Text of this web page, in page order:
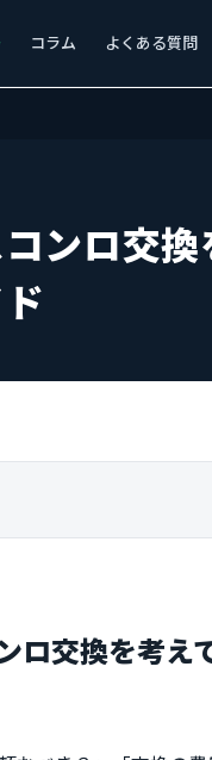
コラム よくある質問
ンロ交
ロ交換を考